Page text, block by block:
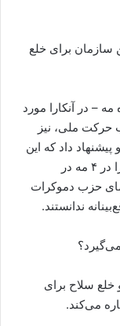
سازمان برای خلع
اول ماه مه – در آنکارا مورد
حرکت ملی، نیز
داد که این
سازمان در صورت تمایل می‌تواند کنگره خود را در ۴ مه در
حزب دموکرات
سلاح برای
می‌کند.